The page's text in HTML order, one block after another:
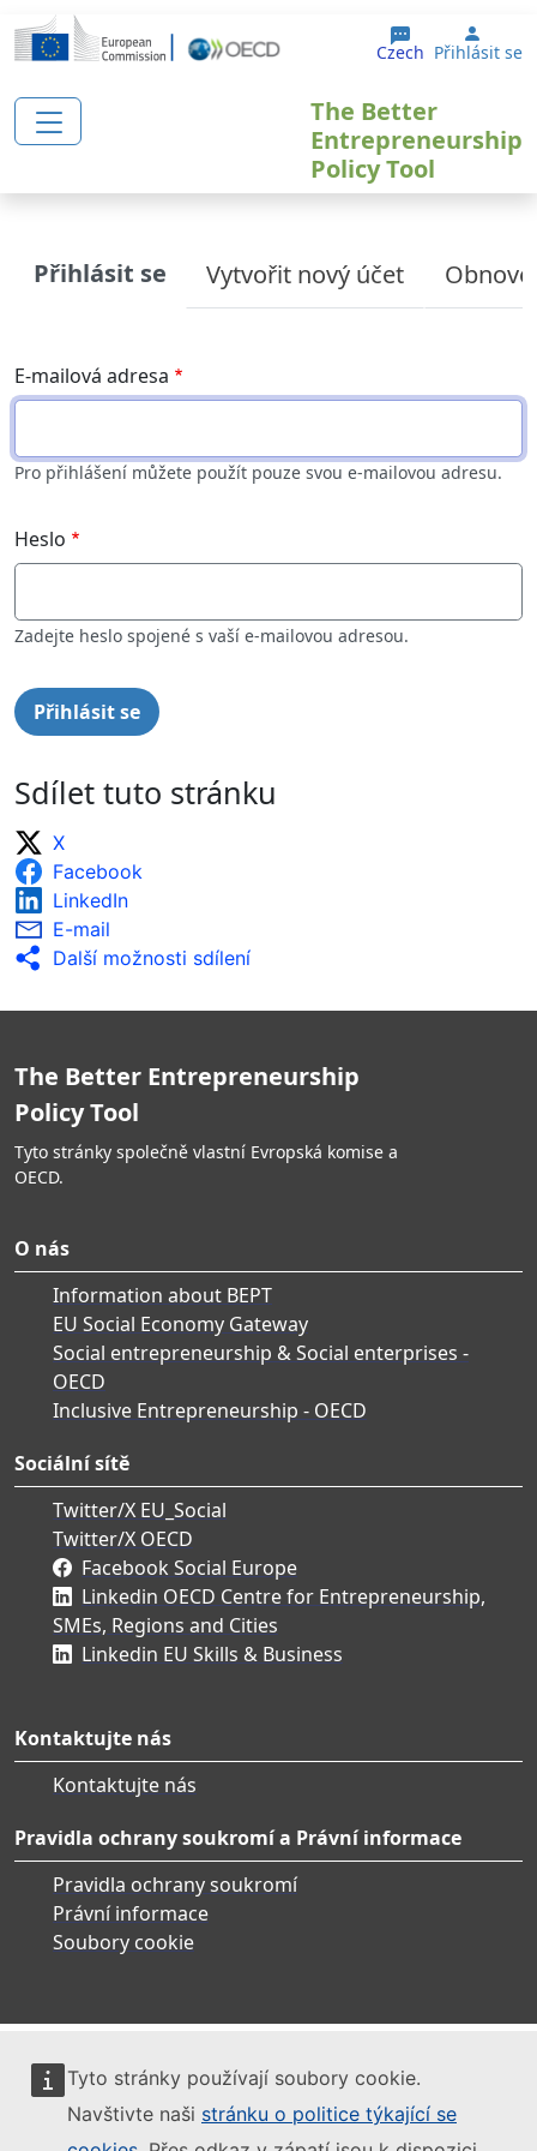
Přejít k hlavnímu obsahu
Tyto stránky používají soubory cookie.
Navštivte naši stránku o politice týkající se
Czech User
Přihlásit se
The Better
Entrepreneurship
Policy Tool
Primary tabs
Přihlásit se Vytvořit nový účet
E-mailová adresa
Pro přihlášení můžete použít pouze svou e-mailovou adresu.
Heslo
Zadejte heslo spojené s vaší e-mailovou adresou.
Sdílet tuto stránku
X
Facebook
LinkedIn
E-mail
Další možnosti sdílení
The Better Entrepreneurship
Policy Tool
Tyto stránky společně vlastní Evropská komise a
OECD.
O nás
Information about BEPT
EU Social Economy Gateway
Social entrepreneurship & Social enterprises -
OECD
Inclusive Entrepreneurship - OECD
Sociální sítě
Twitter/X EU_Social
Twitter/X OECD
Facebook Social Europe
Linkedin OECD Centre for Entrepreneurship,
SMEs, Regions and Cities
Linkedin EU Skills & Business
Kontaktujte nás
Kontaktujte nás
Pravidla ochrany soukromí a Právní informace
Pravidla ochrany soukromí
Právní informace
Soubory cookie